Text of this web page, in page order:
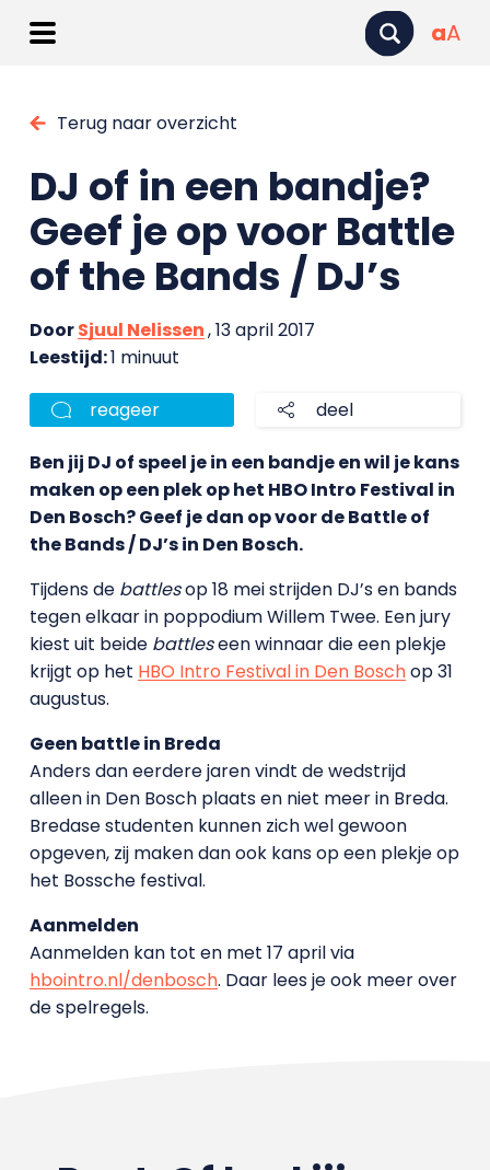
aA
Terug naar overzicht
DJ of in een bandje?
Geef je op voor Battle
of the Bands / DJ’s
DoorSjuul Nelissen, 13 april 2017
Leestijd:1 minuut
reageer deel
Ben jij DJ of speel je in een bandje en wil je kans
maken op een plek op het HBO Intro Festival in
Den Bosch? Geef je dan op voor de Battle of
the Bands / DJ’s in Den Bosch.
Tijdens de battlesop 18 mei strijden DJ’s en bands
tegen elkaar in poppodium Willem Twee. Een jury
kiest uit beide battleseen winnaar die een plekje
krijgt op het HBO Intro Festival in Den Boschop 31
augustus.
Geen battle in Breda
Anders dan eerdere jaren vindt de wedstrijd
alleen in Den Bosch plaats en niet meer in Breda.
Bredase studenten kunnen zich wel gewoon
opgeven, zij maken dan ook kans op een plekje op
het Bossche festival.
Aanmelden
Aanmelden kan tot en met 17 april via
hbointro.nl/denbosch. Daar lees je ook meer over
de spelregels.